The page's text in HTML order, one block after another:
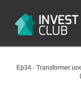
Ep34 - Transformer